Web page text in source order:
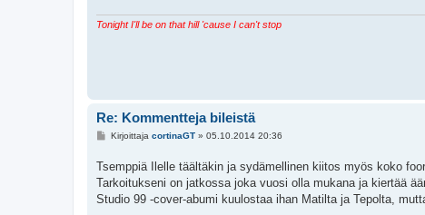
Tonight I'll be on that hill 'cause I can't stop
Re: Kommentteja bileistä
V
s
i
Kirjoittaja cortinaGT» 05.10.2014 20:36
Tsemppiä Ilelle täältäkin ja sydämellinen kiitos myös koko
Tarkoitukseni on jatkossa joka vuosi olla mukana ja kiertää
Studio 99 -cover-abumi kuulostaa ihan Matilta ja Tepolta,